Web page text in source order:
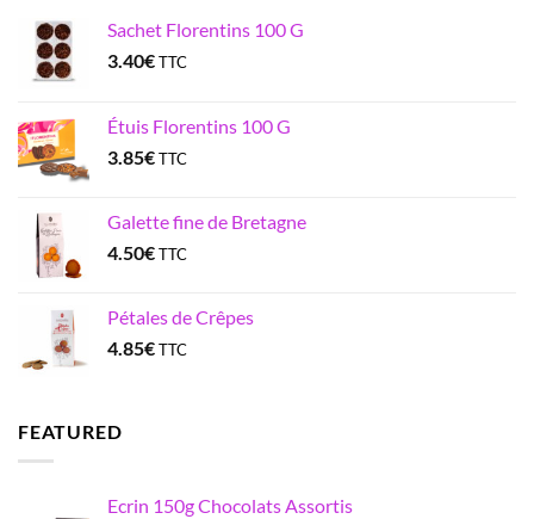
Sachet Florentins 100 G
3.40€TTC
Étuis Florentins 100 G
3.85€TTC
Galette fine de Bretagne
4.50€TTC
Pétales de Crêpes
4.85€TTC
FEATURED
Ecrin 150g Chocolats Assortis